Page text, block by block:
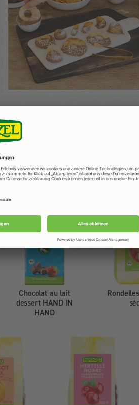
Chocolat au lait
dessert HAND IN
HAND